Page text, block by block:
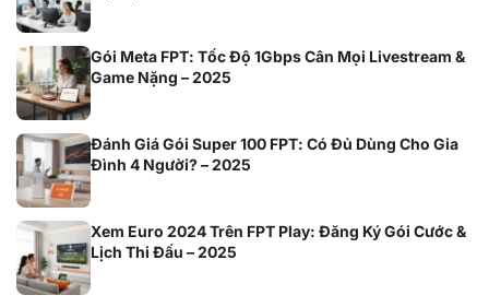
Gói Meta FPT: Tốc Độ 1Gbps Cân Mọi Livestream &
Game Nặng – 2025
Đánh Giá Gói Super 100 FPT: Có Đủ Dùng Cho Gia
Đình 4 Người? – 2025
Xem Euro 2024 Trên FPT Play: Đăng Ký Gói Cước &
Lịch Thi Đấu – 2025